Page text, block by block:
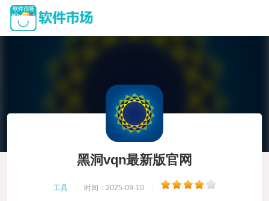
黑洞vqn最新版官网
工具 时间：2025-09-10